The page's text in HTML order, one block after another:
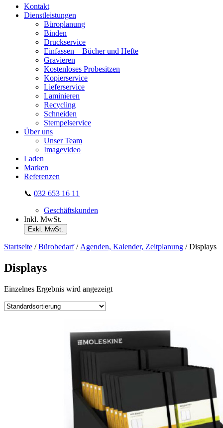
Kontakt
Dienstleistungen
Büroplanung
Binden
Druckservice
Einfassen – Bücher und Hefte
Gravieren
Kostenloses Probesitzen
Kopierservice
Lieferservice
Laminieren
Recycling
Schneiden
Stempelservice
Über uns
Unser Team
Imagevideo
Laden
Marken
Referenzen
📞 032 653 16 11
Geschäftskunden
Inkl. MwSt.
Exkl. MwSt.
Startseite /Bürobedarf/ Agenden, Kalender, Zeitplanung / Displays
Displays
Einzelnes Ergebnis wird angezeigt